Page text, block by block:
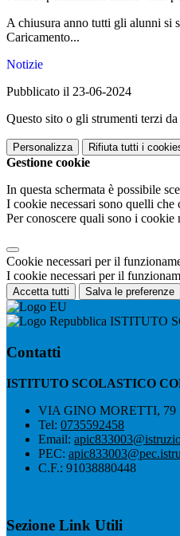
A chiusura anno tutti gli alunni si
Caricamento...
Notizie
Pubblicato il 23-06-2024
Questo sito o gli strumenti terzi
Personalizza Rifiuta tutti i
Gestione cookie
In questa schermata è possibile
I cookie necessari sono quelli
Per conoscere quali sono i cookie
Cookie necessari per il
I cookie necessari per il
Accetta tutti Salva le preferenze
ISTITUTO
Contatti
ISTITUTO SCOLASTICO
VIA GINO MORETTI, 79
Tel: 0735592458
Email:
PEC:
C.F.: 91038880448
Sezione Link Utili